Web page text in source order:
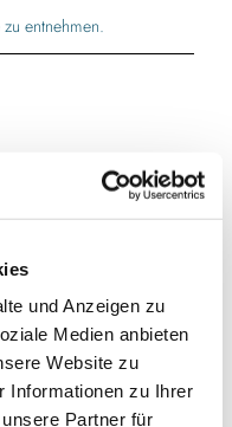
und Anzeigen zu
Medien anbieten
Website zu
Informationen zu Ihrer
Partner für
entnehmen.